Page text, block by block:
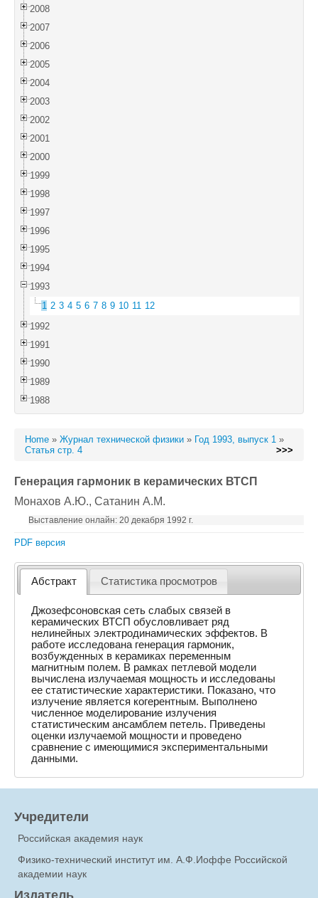
2008
2007
2006
2005
2004
2003
2002
2001
2000
1999
1998
1997
1996
1995
1994
1993
1 2 3 4 5 6 7 8 9 10 11 12
1992
1991
1990
1989
1988
Home » Журнал технической физики » Год 1993, выпуск 1 »
Статья стр. 4
>>>
Генерация гармоник в керамических ВТСП
Монахов А.Ю., Сатанин А.М.
Выставление онлайн: 20 декабря 1992 г.
PDF версия
Абстракт Статистика просмотров
Джозефсоновская сеть слабых связей в
керамических ВТСП обусловливает ряд
нелинейных электродинамических эффектов. В
работе исследована генерация гармоник,
возбужденных в керамиках переменным
магнитным полем. В рамках петлевой модели
вычислена излучаемая мощность и исследованы
ее статистические характеристики. Показано, что
излучение является когерентным. Выполнено
численное моделирование излучения
статистическим ансамблем петель. Приведены
оценки излучаемой мощности и проведено
сравнение с имеющимися экспериментальными
данными.
Учредители
Российская академия наук
Физико-технический институт им. А.Ф.Иоффе Российской
академии наук
Издатель